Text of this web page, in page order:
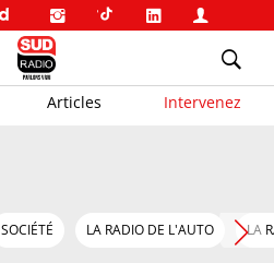
Articles Intervenez
SOCIÉTÉ LA RADIO DE L'AUTO LA